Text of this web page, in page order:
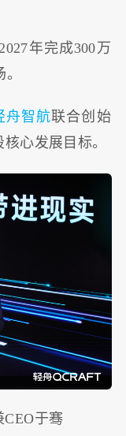
年完成300万
舟智航联合创始
心发展目标。
于骞